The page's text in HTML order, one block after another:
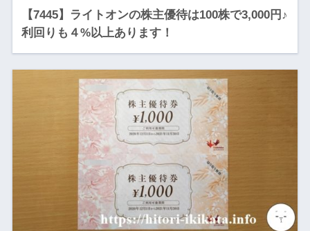
【7445】ライトオンの株主優待は100株で3,000円♪
利回りも４%以上あります！